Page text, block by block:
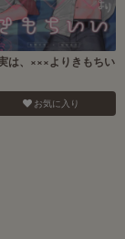
は、×××よりきもちい
お気に入り